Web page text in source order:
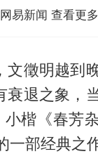
易新闻 查看更
文徵明越到
衰退之象，
小楷《春芳
一部经典之